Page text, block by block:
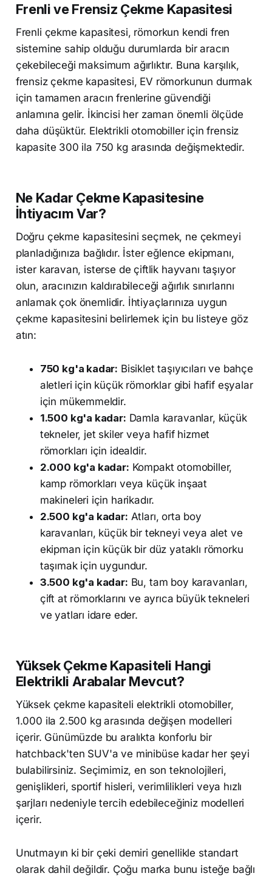
Frenli ve Frensiz Çekme Kapasitesi
Frenli çekme kapasitesi, römorkun kendi fren
sistemine sahip olduğu durumlarda bir aracın
çekebileceği maksimum ağırlıktır. Buna karşılık,
frensiz çekme kapasitesi, EV römorkunun durmak
için tamamen aracın frenlerine güvendiği
anlamına gelir. İkincisi her zaman önemli ölçüde
daha düşüktür. Elektrikli otomobiller için frensiz
kapasite 300 ila 750 kg arasında değişmektedir.
Ne Kadar Çekme Kapasitesine
İhtiyacım Var?
Doğru çekme kapasitesini seçmek, ne çekmeyi
planladığınıza bağlıdır. İster eğlence ekipmanı,
ister karavan, isterse de çiftlik hayvanı taşıyor
olun, aracınızın kaldırabileceği ağırlık sınırlarını
anlamak çok önemlidir. İhtiyaçlarınıza uygun
çekme kapasitesini belirlemek için bu listeye göz
atın:
750 kg'a kadar: Bisiklet taşıyıcıları ve bahçe
aletleri için küçük römorklar gibi hafif eşyalar
için mükemmeldir.
1.500 kg'a kadar: Damla karavanlar, küçük
tekneler, jet skiler veya hafif hizmet
römorkları için idealdir.
2.000 kg'a kadar: Kompakt otomobiller,
kamp römorkları veya küçük inşaat
makineleri için harikadır.
2.500 kg'a kadar: Atları, orta boy
karavanları, küçük bir tekneyi veya alet ve
ekipman için küçük bir düz yataklı römorku
taşımak için uygundur.
3.500 kg'a kadar: Bu, tam boy karavanları,
çift at römorklarını ve ayrıca büyük tekneleri
ve yatları idare eder.
Yüksek Çekme Kapasiteli Hangi
Elektrikli Arabalar Mevcut?
Yüksek çekme kapasiteli elektrikli otomobiller,
1.000 ila 2.500 kg arasında değişen modelleri
içerir. Günümüzde bu aralıkta konforlu bir
hatchback'ten SUV'a ve minibüse kadar her şeyi
bulabilirsiniz. Seçimimiz, en son teknolojileri,
genişlikleri, sportif hisleri, verimlilikleri veya hızlı
şarjları nedeniyle tercih edebileceğiniz modelleri
içerir.
Unutmayın ki bir çeki demiri genellikle standart
olarak dahil değildir. Çoğu marka bunu isteğe bağlı